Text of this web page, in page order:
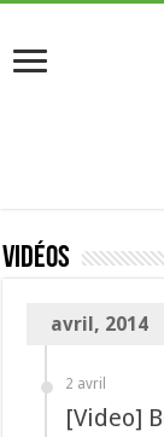
Vidéos
avril, 2014
2 avril
[Video]